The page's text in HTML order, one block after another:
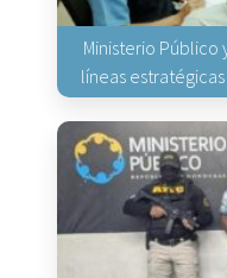
Ministerio Público
líneas